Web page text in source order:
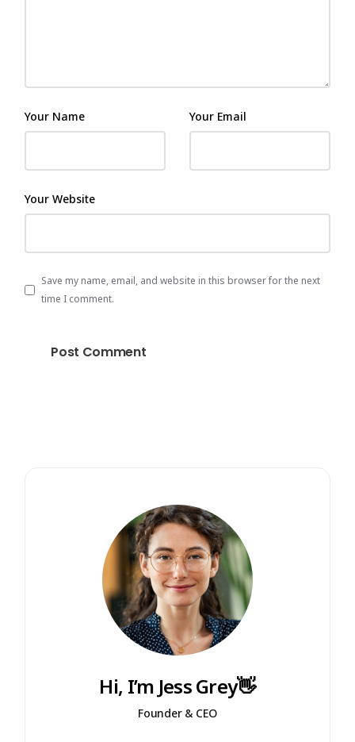
Your Name Your Email
Your Website
Save my name, email, and website in this browser for the next
time I comment.
Post Comment
Hi, I’m Jess Grey👋
Founder & CEO